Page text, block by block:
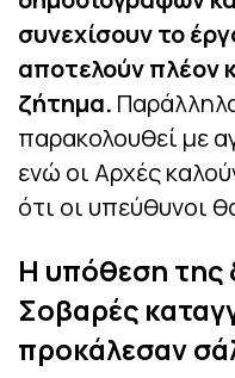
συνεχίσουν το
αποτελούν πλέον
ζήτημα.
παρακολουθεί με
ενώ οι Αρχές
ότι οι υπεύθυνοι
Η υπόθεση της
Σοβαρές
προκάλεσαν